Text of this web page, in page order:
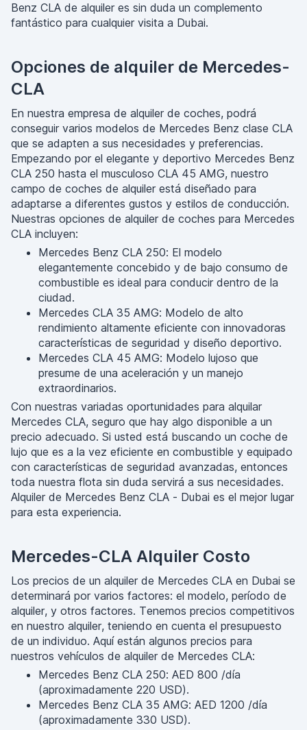
Benz CLA de alquiler es sin duda un complemento
fantástico para cualquier visita a Dubai.
Opciones de alquiler de Mercedes-
CLA
En nuestra empresa de alquiler de coches, podrá
conseguir varios modelos de Mercedes Benz clase CLA
que se adapten a sus necesidades y preferencias.
Empezando por el elegante y deportivo Mercedes Benz
CLA 250 hasta el musculoso CLA 45 AMG, nuestro
campo de coches de alquiler está diseñado para
adaptarse a diferentes gustos y estilos de conducción.
Nuestras opciones de alquiler de coches para Mercedes
CLA incluyen:
Mercedes Benz CLA 250: El modelo
elegantemente concebido y de bajo consumo de
combustible es ideal para conducir dentro de la
ciudad.
Mercedes CLA 35 AMG: Modelo de alto
rendimiento altamente eficiente con innovadoras
características de seguridad y diseño deportivo.
Mercedes CLA 45 AMG: Modelo lujoso que
presume de una aceleración y un manejo
extraordinarios.
Con nuestras variadas oportunidades para alquilar
Mercedes CLA, seguro que hay algo disponible a un
precio adecuado. Si usted está buscando un coche de
lujo que es a la vez eficiente en combustible y equipado
con características de seguridad avanzadas, entonces
toda nuestra flota sin duda servirá a sus necesidades.
Alquiler de Mercedes Benz CLA - Dubai es el mejor lugar
para esta experiencia.
Mercedes-CLA Alquiler Costo
Los precios de un alquiler de Mercedes CLA en Dubai se
determinará por varios factores: el modelo, período de
alquiler, y otros factores. Tenemos precios competitivos
en nuestro alquiler, teniendo en cuenta el presupuesto
de un individuo. Aquí están algunos precios para
nuestros vehículos de alquiler de Mercedes CLA:
Mercedes Benz CLA 250: AED 800 /día
(aproximadamente 220 USD).
Mercedes Benz CLA 35 AMG: AED 1200 /día
(aproximadamente 330 USD).